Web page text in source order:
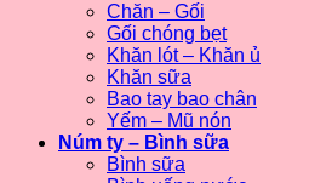
Chăn – Gối
Gối chóng bẹt
Khăn lót – Khăn ủ
Khăn sữa
Bao tay bao chân
Yếm – Mũ nón
Núm ty – Bình sữa
Bình sữa